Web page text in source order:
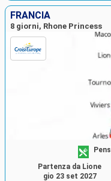
FRANCIA
8 giorni, Rhone Princess
Partenza da Lione
gio 23 set 2027